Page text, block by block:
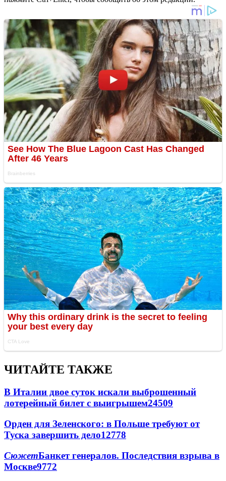
ЧИТАЙТЕ ТАКЖЕ
В Италии двое суток искали выброшенный
лотерейный билет с выигрышем24509
Орден для Зеленского: в Польше требуют от
Туска завершить дело12778
СюжетБанкет генералов. Последствия взрыва в
Москве9772